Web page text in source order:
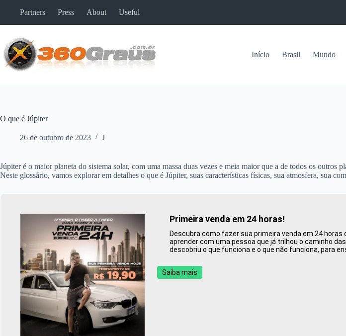
Partners Press About Useful
Início Brasil Mundo
O que é Júpiter
26 de outubro de 2023 J
Júpiter é o maior planeta do sistema solar, com uma massa duas vezes e meia maior que a de todos os
Neste glossário, vamos explorar em detalhes o que é Júpiter, suas características físicas, sua atmosfera, sua
Primeira venda em 24 horas!
Descubra como fazer sua primeira venda em 24 horas
aprender com uma pessoa que já trilhou o caminho
descobriu o que funciona e o que não funciona, para
Saiba mais